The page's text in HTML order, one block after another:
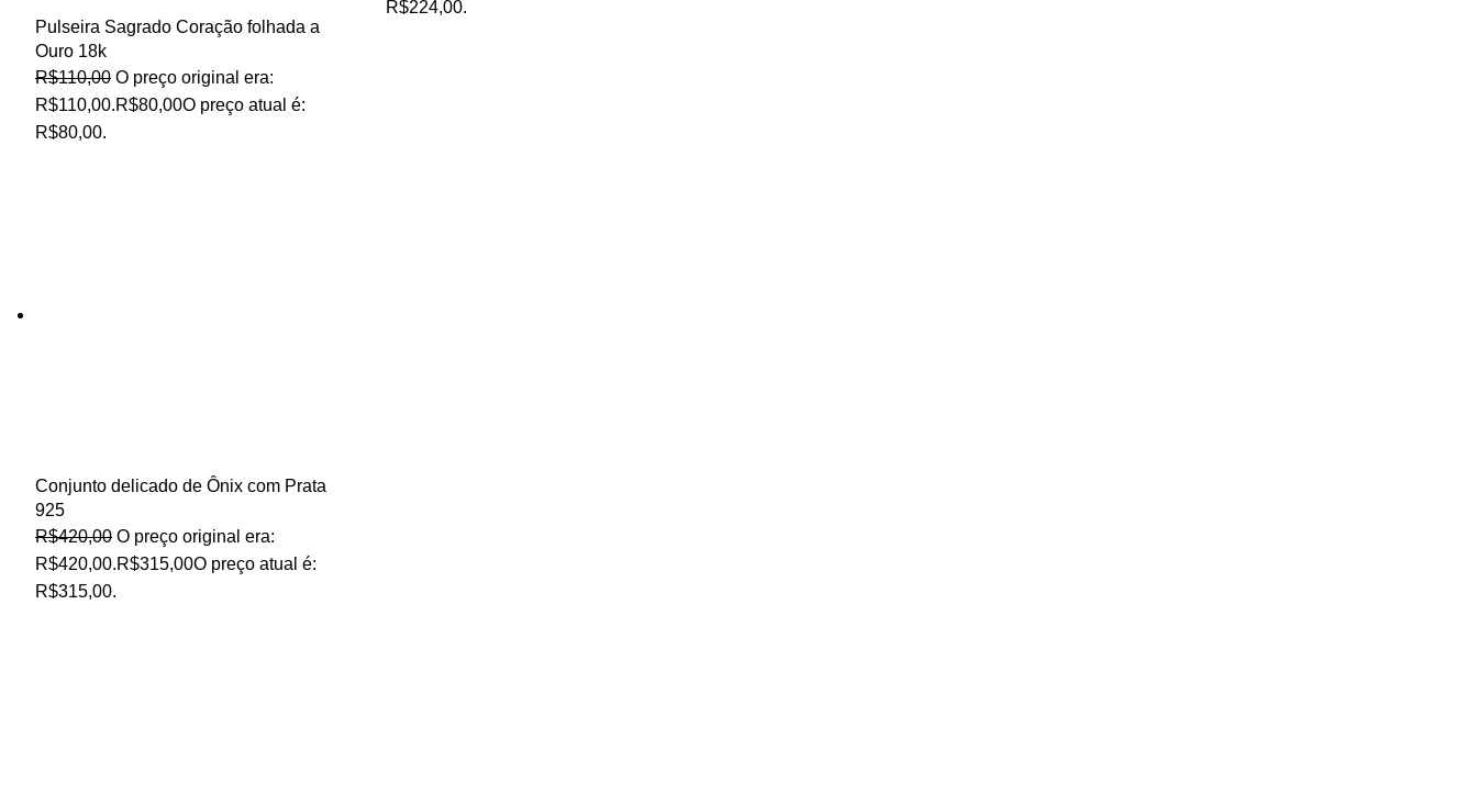
Pulseira Sagrado Coração folhada a
Ouro 18k
R$110,00 O preço original era:
R$110,00.R$80,00O preço atual é:
R$80,00.
Conjunto delicado de Ônix com Prata
925
R$420,00 O preço original era:
R$420,00.R$315,00O preço atual é:
R$315,00.
R$224,00.